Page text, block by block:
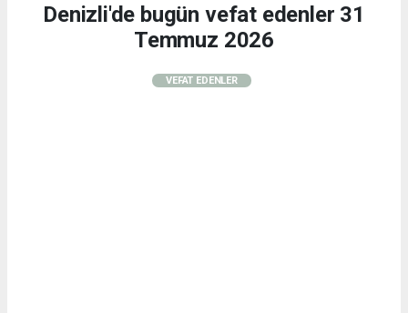
Denizli'de bugün vefat edenler 31
Temmuz 2026
VEFAT EDENLER